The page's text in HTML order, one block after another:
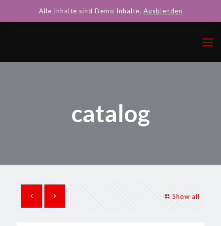
catalog
Show all
Alle Inhalte sind Demo Inhalte. Ausblenden